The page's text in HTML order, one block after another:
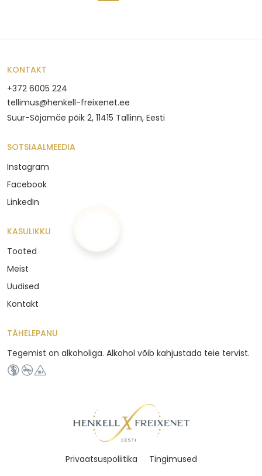
KONTAKT
+372 6005 224
tellimus@henkell-freixenet.ee
Suur-Sõjamäe põik 2, 11415 Tallinn, Eesti
SOTSIAALMEEDIA
Instagram
Facebook
LinkedIn
KASULIKKU
Tooted
Meist
Uudised
Kontakt
TÄHELEPANU
Tegemist on alkoholiga. Alkohol võib kahjustada teie tervist.
Privaatsuspoliitika Tingimused